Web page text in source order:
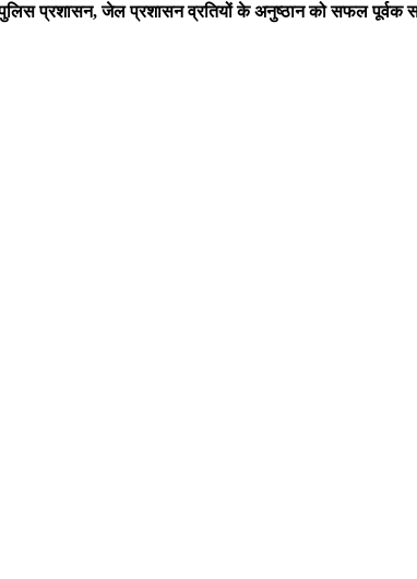
प्रशासन, जेल प्रशासन व्रतियों के अनुष्ठान को सफल पूर्वक